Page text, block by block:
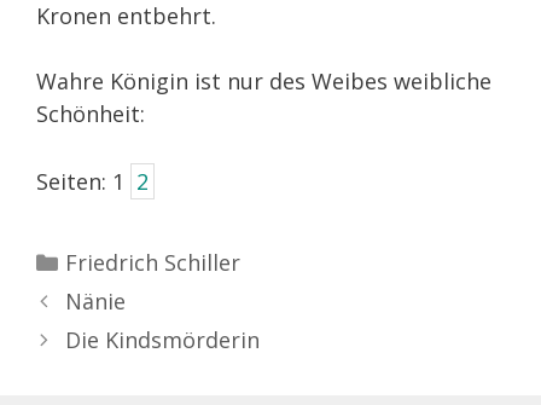
Kronen entbehrt.
Wahre Königin ist nur des Weibes weibliche
Schönheit:
Seiten: 1 2
Kategorien
Friedrich Schiller
Nänie
Die Kindsmörderin